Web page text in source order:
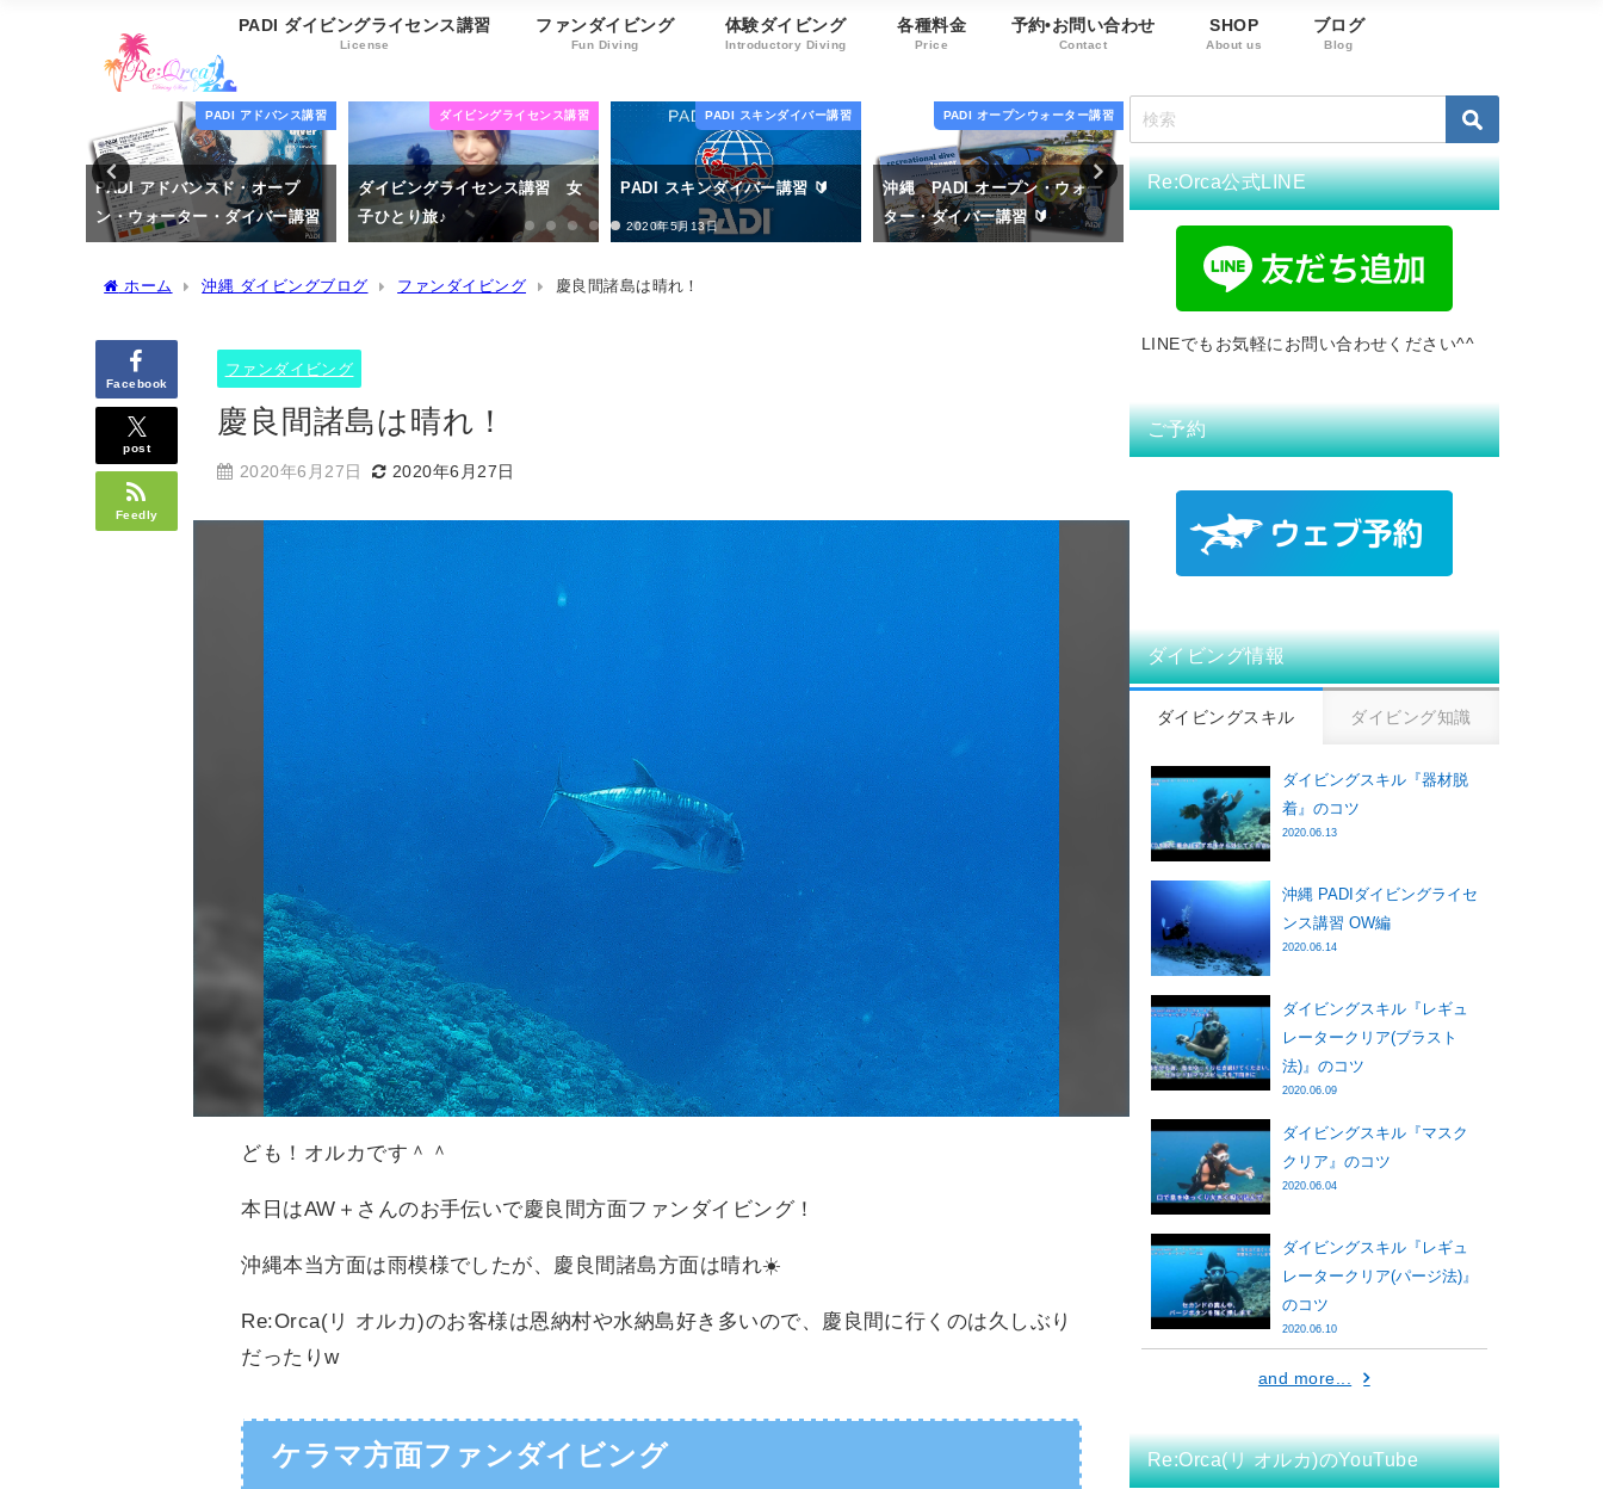
PADI ダイビングライセンス講習
License
ファンダイビング
Fun Diving
体験ダイビング
Introductory Diving
各種料金
Price
予約•お問い合わせ
Contact
SHOP
About us
ブログ
Blog
ダイビングライセンス講習
ダイビングライセンス講習 女
子ひとり旅♪
PADI スキンダイバー講習
PADI スキンダイバー講習 🔰
2020年5月13日
PADI オープンウォーター講習
沖縄 PADI オープン・ウォー
ター・ダイバー講習 🔰
ダイビングライセンス講習
うちなー女子 オープンウォー
ターライセンス講習
関西ギャルズのアドバンス講
2020年5月4日
沖縄 恩納村の人気ダイビ
2020年5月9日
ホーム 沖縄 ダイビングブログ ファンダイビング 慶良間諸島は晴れ！
Facebook
post
Feedly
ファンダイビング
慶良間諸島は晴れ！
2020年6月27日 2020年6月27日
ども！オルカです＾＾
本日はAW＋さんのお手伝いで慶良間方面ファンダイビング！
沖縄本当方面は雨模様でしたが、慶良間諸島方面は晴れ☀️
Re:Orca(リ オルカ)のお客様は恩納村や水納島好き多いので、慶良間に行くのは久しぶり
だったりw
ケラマ方面ファンダイビング
Re:Orca公式LINE
LINEでもお気軽にお問い合わせください^^
ご予約
ダイビング情報
ダイビングスキル ダイビング知識
ダイビングスキル『器材脱
着』のコツ
2020.06.13
沖縄 PADIダイビングライセ
ンス講習 OW編
2020.06.14
ダイビングスキル『レギュ
レータークリア(ブラスト
法)』のコツ
2020.06.09
ダイビングスキル『マスク
クリア』のコツ
2020.06.04
ダイビングスキル『レギュ
レータークリア(パージ法)』
のコツ
2020.06.10
and more...
Re:Orca(リ オルカ)のYouTube